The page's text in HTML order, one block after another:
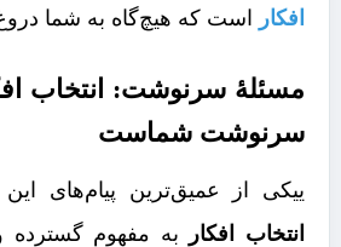
افکار
است که هیچ‌گاه به شما
مسئلۀ سرنوشت: انتخاب
سرنوشت شماست
ییکی از عمیق‌ترین پیام‌های این
انتخاب افکار
به مفهوم گسترده